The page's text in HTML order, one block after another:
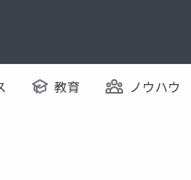
教育 ノウハウ